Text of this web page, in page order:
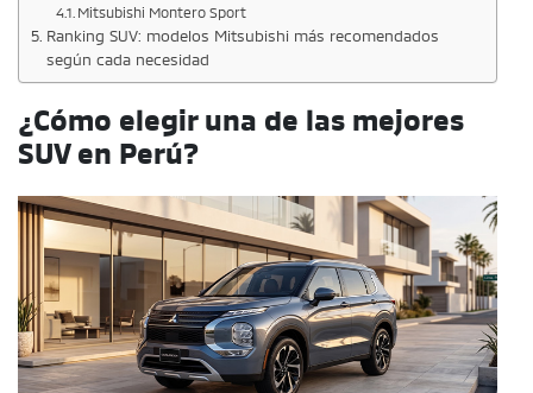
Mitsubishi Montero Sport
Ranking SUV: modelos Mitsubishi más recomendados
según cada necesidad
¿Cómo elegir una de las mejores
SUV en Perú?